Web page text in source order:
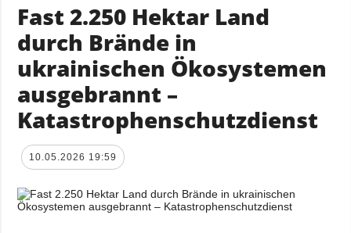
Fast 2.250 Hektar Land
durch Brände in
ukrainischen Ökosystemen
ausgebrannt –
Katastrophenschutzdienst
10.05.2026 19:59